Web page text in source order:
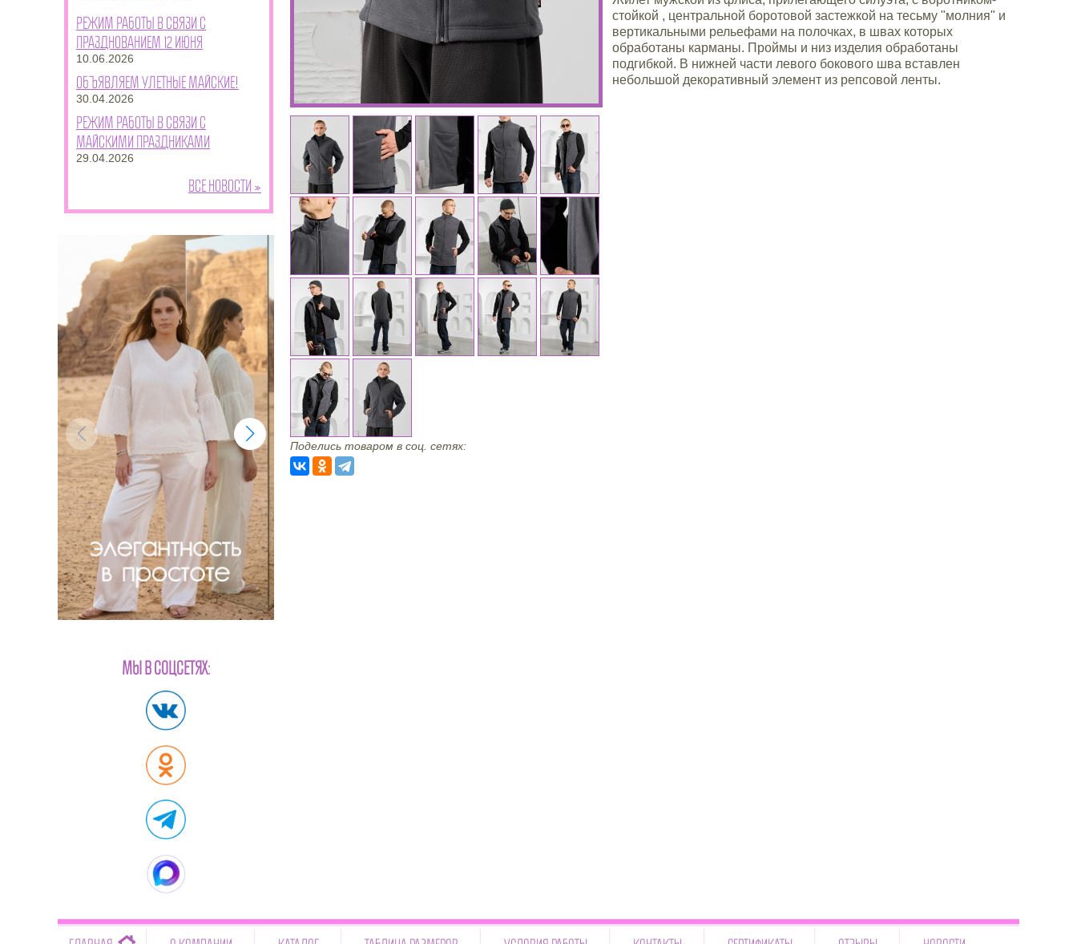
Режим работы в связи с
празднованием 12 июня
10.06.2026
Объявляем улетные майские!
30.04.2026
Режим работы в связи с
майскими праздниками
29.04.2026
Все новости »
МЫ В СОЦСЕТЯХ:
стойкой , центральной боротовой застежкой на тесьму "молния" и
вертикальными рельефами на полочках, в швах которых
обработаны карманы. Проймы и низ изделия обработаны
подгибкой. В нижней части левого бокового шва вставлен
небольшой декоративный элемент из репсовой ленты.
Поделись товаром в соц. сетях:
-->